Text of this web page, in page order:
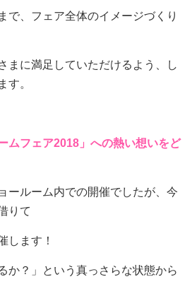
で、フェア全体のイメージづくり
まに満足していただけるよう、し
す。
ムフェア2018」への熱い想いをど
ールーム内での開催でしたが、今
りて
します！
か？」という真っさらな状態から